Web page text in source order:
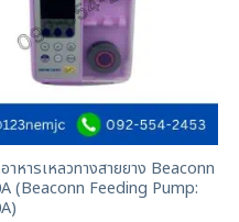
าหารเหลวทางสายยาง Beaconn
(Beaconn Feeding Pump: